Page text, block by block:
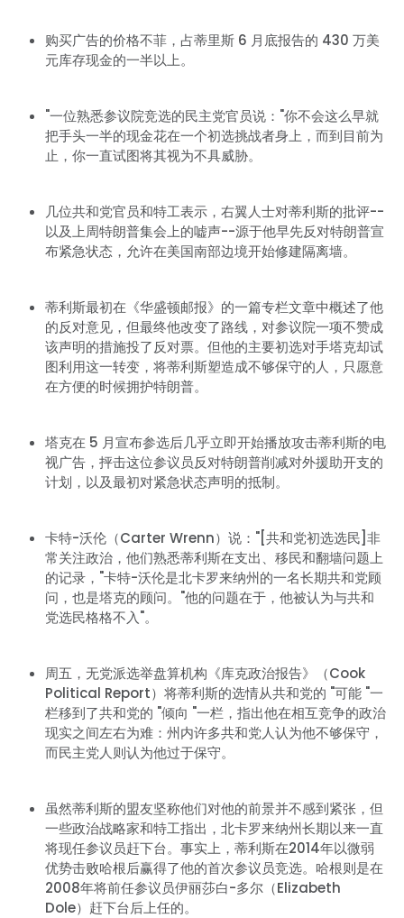
首页
Take Back the Courts
与我们合作
新闻
行动
Vote
捐赠
购买广告的价格不菲，占蒂里斯 6 月底报告的 430 万美
元库存现金的一半以上。
"一位熟悉参议院竞选的民主党官员说："你不会这么早就
把手头一半的现金花在一个初选挑战者身上，而到目前为
止，你一直试图将其视为不具威胁。
几位共和党官员和特工表示，右翼人士对蒂利斯的批评--
以及上周特朗普集会上的嘘声--源于他早先反对特朗普宣
布紧急状态，允许在美国南部边境开始修建隔离墙。
蒂利斯最初在《华盛顿邮报》的一篇专栏文章中概述了他
的反对意见，但最终他改变了路线，对参议院一项不赞成
该声明的措施投了反对票。但他的主要初选对手塔克却试
图利用这一转变，将蒂利斯塑造成不够保守的人，只愿意
在方便的时候拥护特朗普。
塔克在 5 月宣布参选后几乎立即开始播放攻击蒂利斯的电
视广告，抨击这位参议员反对特朗普削减对外援助开支的
计划，以及最初对紧急状态声明的抵制。
卡特-沃伦（Carter Wrenn）说："[共和党初选选民]非
常关注政治，他们熟悉蒂利斯在支出、移民和翻墙问题上
的记录，"卡特-沃伦是北卡罗来纳州的一名长期共和党顾
问，也是塔克的顾问。"他的问题在于，他被认为与共和
党选民格格不入"。
周五，无党派选举盘算机构《库克政治报告》（Cook
Political Report）将蒂利斯的选情从共和党的 "可能 "一
栏移到了共和党的 "倾向 "一栏，指出他在相互竞争的政治
现实之间左右为难：州内许多共和党人认为他不够保守，
而民主党人则认为他过于保守。
虽然蒂利斯的盟友坚称他们对他的前景并不感到紧张，但
一些政治战略家和特工指出，北卡罗来纳州长期以来一直
将现任参议员赶下台。事实上，蒂利斯在2014年以微弱
优势击败哈根后赢得了他的首次参议员竞选。哈根则是在
2008年将前任参议员伊丽莎白-多尔（Elizabeth
Dole）赶下台后上任的。